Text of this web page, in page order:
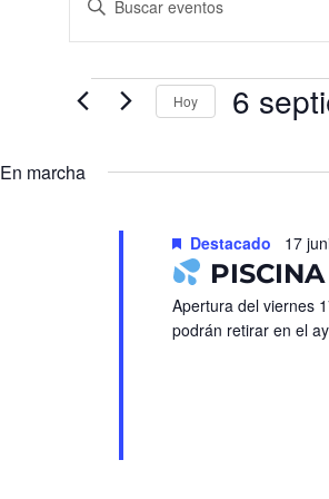
de
búsqueda
vistas
palabra
clave.
para
la
palabra
Hoy 6
En marcha
Destacado 17
Apertura del viernes
podrán retirar en el